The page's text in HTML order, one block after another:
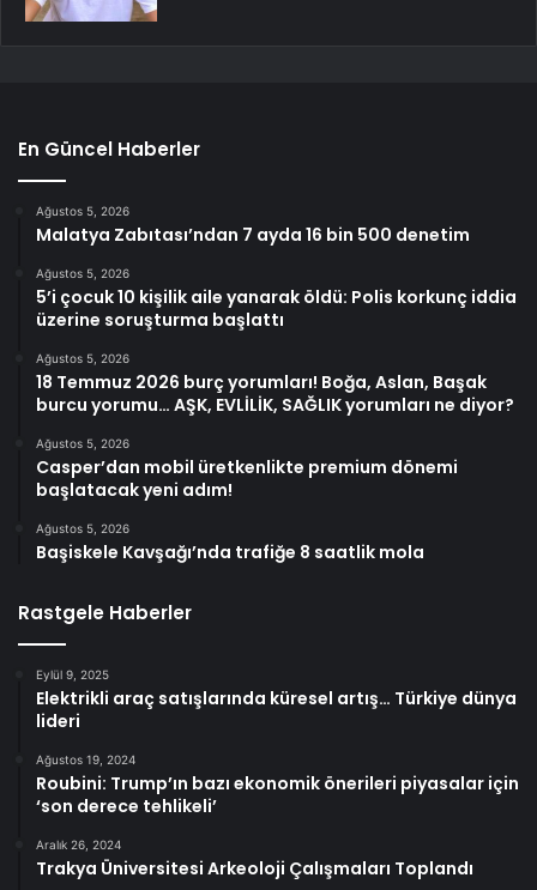
En Güncel Haberler
Ağustos 5, 2026
Malatya Zabıtası’ndan 7 ayda 16 bin 500 denetim
Ağustos 5, 2026
5’i çocuk 10 kişilik aile yanarak öldü: Polis korkunç iddia
üzerine soruşturma başlattı
Ağustos 5, 2026
18 Temmuz 2026 burç yorumları! Boğa, Aslan, Başak
burcu yorumu… AŞK, EVLİLİK, SAĞLIK yorumları ne diyor?
Ağustos 5, 2026
Casper’dan mobil üretkenlikte premium dönemi
başlatacak yeni adım!
Ağustos 5, 2026
Başiskele Kavşağı’nda trafiğe 8 saatlik mola
Rastgele Haberler
Eylül 9, 2025
Elektrikli araç satışlarında küresel artış… Türkiye dünya
lideri
Ağustos 19, 2024
Roubini: Trump’ın bazı ekonomik önerileri piyasalar için
‘son derece tehlikeli’
Aralık 26, 2024
Trakya Üniversitesi Arkeoloji Çalışmaları Toplandı